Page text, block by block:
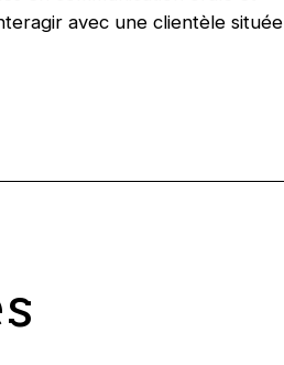
avec une clientèle située